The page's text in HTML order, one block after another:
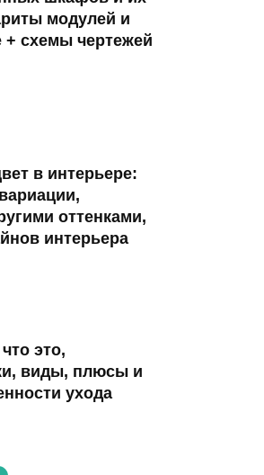
модулей и
+ схемы чертежей
в интерьере:
оттенками,
интерьера
это,
виды, плюсы и
ухода